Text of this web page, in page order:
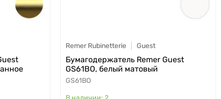
Remer Rubinetterie Guest
Бумагодержатель Remer Guest
GS61BO, белый матовый
GS61BO